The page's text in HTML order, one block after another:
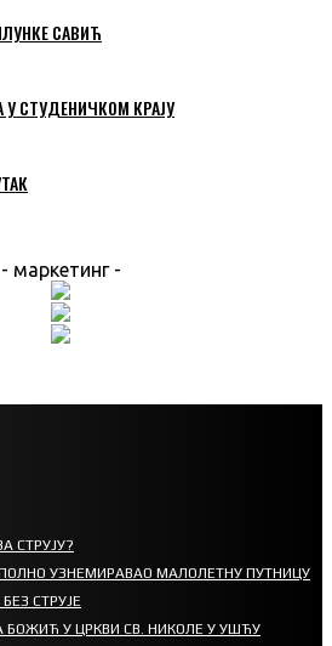
САВИЋ
СТУДЕНИЧКОМ КРАЈУ
- маркетинг -
СТРУЈУ?
УЗНЕМИРАВАО МАЛОЛЕТНУ ПУТНИЦУ
СТРУЈЕ
У ЦРКВИ СВ. НИКОЛЕ У УШЋУ